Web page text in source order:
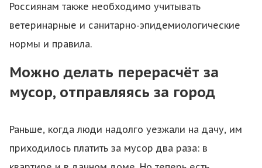
Россиянам также необходимо учитывать
ветеринарные и санитарно-эпидемиологические
нормы и правила.
Можно делать перерасчёт за
мусор, отправляясь за город
Раньше, когда люди надолго уезжали на дачу, им
приходилось платить за мусор два раза: в